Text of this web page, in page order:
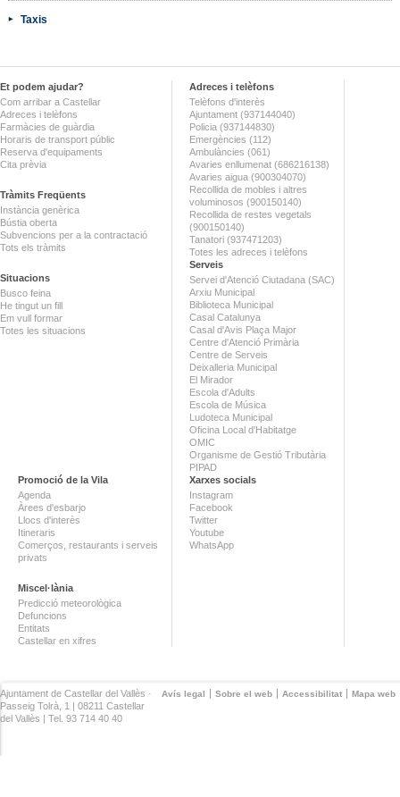
Taxis
Et podem ajudar?
Com arribar a Castellar
Adreces i telèfons
Farmàcies de guàrdia
Horaris de transport públic
Reserva d'equipaments
Cita prèvia
Tràmits Freqüents
Instància genèrica
Bústia oberta
Subvencions per a la contractació
Tots els tràmits
Situacions
Busco feina
He tingut un fill
Em vull formar
Totes les situacions
Adreces i telèfons
Telèfons d'interès
Ajuntament (937144040)
Policia (937144830)
Emergències (112)
Ambulàncies (061)
Avaries enllumenat (686216138)
Avaries aigua (900304070)
Recollida de mobles i altres
voluminosos (900150140)
Recollida de restes vegetals
(900150140)
Tanatori (937471203)
Totes les adreces i telèfons
Serveis
Servei d'Atenció Ciutadana (SAC)
Arxiu Municipal
Biblioteca Municipal
Casal Catalunya
Casal d'Avis Plaça Major
Centre d'Atenció Primària
Centre de Serveis
Deixalleria Municipal
El Mirador
Escola d'Adults
Escola de Música
Ludoteca Municipal
Oficina Local d'Habitatge
OMIC
Organisme de Gestió Tributària
PIPAD
Promoció de la Vila
Agenda
Àrees d'esbarjo
Llocs d'interès
Itineraris
Comerços, restaurants i serveis
privats
Miscel·lània
Predicció meteorològica
Defuncions
Entitats
Castellar en xifres
Xarxes socials
Instagram
Facebook
Twitter
Youtube
WhatsApp
Avís legal Sobre el web Accessibilitat Mapa web
Ajuntament de Castellar del Vallès ·
Passeig Tolrà, 1 | 08211 Castellar
del Vallès | Tel. 93 714 40 40